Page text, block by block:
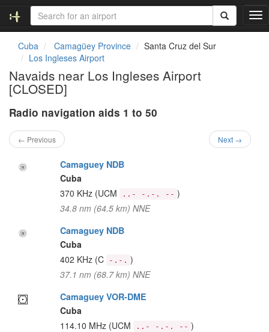
T
o
Cuba Camagüey Province
Santa Cruz del Sur
Los Ingleses Airport
Navaids near Los Ingleses Airport
[CLOSED]
Radio navigation aids 1 to 50
← Previous Next →
Camaguey NDB
Cuba
370 KHz (UCM ..- -.-. -- )
34.8 nm (64.5 km) NNE
Camaguey NDB
Cuba
402 KHz (C -.-. )
37.1 nm (68.7 km) NNE
Camaguey VOR-DME
Cuba
114.10 MHz (UCM ..- -.-. -- )